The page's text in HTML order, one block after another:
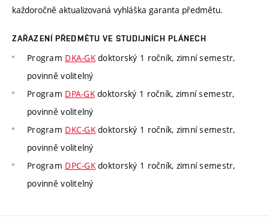
každoročně aktualizovaná vyhláška garanta předmětu.
ZAŘAZENÍ PŘEDMĚTU VE STUDIJNÍCH PLÁNECH
Program DKA-GKdoktorský 1 ročník, zimní semestr,
povinně volitelný
Program DPA-GKdoktorský 1 ročník, zimní semestr,
povinně volitelný
Program DKC-GKdoktorský 1 ročník, zimní semestr,
povinně volitelný
Program DPC-GKdoktorský 1 ročník, zimní semestr,
povinně volitelný